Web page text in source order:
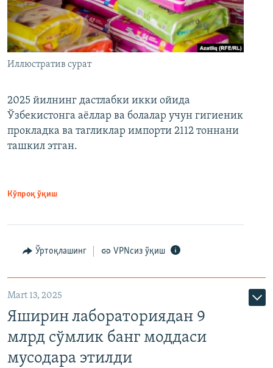
Иллюстратив сурат
2025 йилнинг дастлабки икки ойида
Ўзбекистонга аёллар ва болалар учун гигиеник
прокладка ва тагликлар импорти 2112 тоннани
ташкил этган.
Кўпроқ ўқиш
Ўртоқлашинг VPNсиз ўқиш
Mart 13, 2025
Яширин лабораториядан 9
млрд сўмлик банг моддаси
мусодара этилди